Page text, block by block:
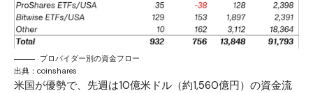
プロバイダー別の資金フロー
出典： coinshares
米国が優勢で、先週は10億米ドル（約1,560億円）の資金流